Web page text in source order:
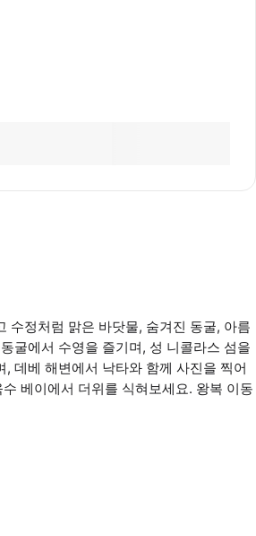
수정처럼 맑은 바닷물, 숨겨진 동굴, 아름
굴에서 수영을 즐기며, 성 니콜라스 섬을
데베 해변에서 낙타와 함께 사진을 찍어
베이에서 더위를 식혀보세요. 왕복 이동